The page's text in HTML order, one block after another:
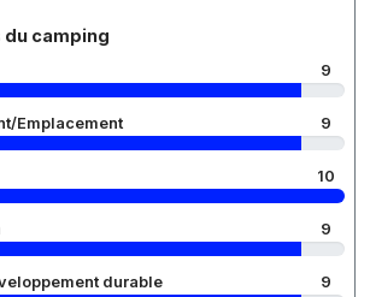
camping
9
Emplacement 9
10
9
durable 9